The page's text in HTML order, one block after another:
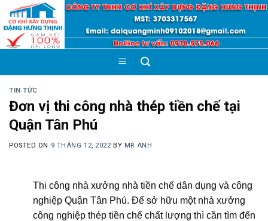
Skip
content
TIN TỨC
Đơn vị thi công nhà thép tiền chế tại
Quận Tân Phú
POSTED ON 9 THÁNG 12, 2022BY MR ANH
Thi công nhà xưởng nhà tiền chế dân dụng và công
nghiệp Quận Tân Phú. Để sở hữu một nhà xưởng
công nghiệp thép tiền chế chất lượng thì cần tìm đến